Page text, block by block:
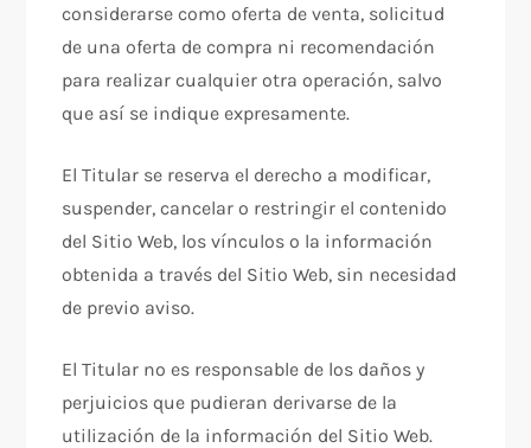
considerarse como oferta de venta, solicitud
de una oferta de compra ni recomendación
para realizar cualquier otra operación, salvo
que así se indique expresamente.
El Titular se reserva el derecho a modificar,
suspender, cancelar o restringir el contenido
del Sitio Web, los vínculos o la información
obtenida a través del Sitio Web, sin necesidad
de previo aviso.
El Titular no es responsable de los daños y
perjuicios que pudieran derivarse de la
utilización de la información del Sitio Web.